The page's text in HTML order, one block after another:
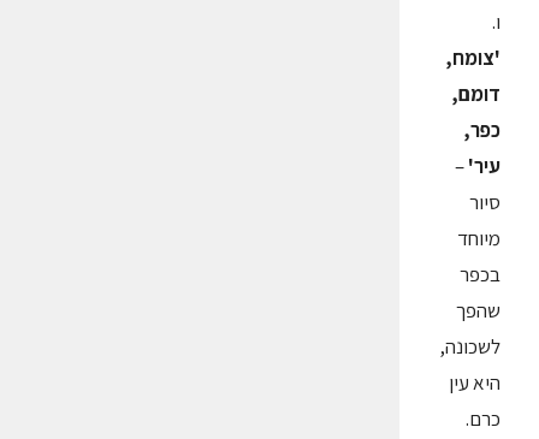
ו.
'צומח,
דומם,
כפר,
עיר'–
סיור
מיוחד
בכפר
שהפך
לשכונה,
היא עין
כרם.